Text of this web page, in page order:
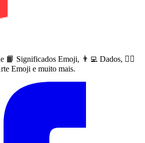
📙 Significados Emoji, 👨‍💻 Dados, 🙅‍♀️
Emoji e muito mais.